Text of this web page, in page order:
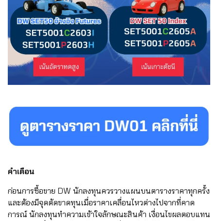
คำเตือน
ก่อนการซื้อขาย DW นักลงทุนควรวางแผนบนตารางราคาทุกครั้ง
และต้องมีจุดตัดขาดทุนเมื่อราคาเคลื่อนไหวต่างไปจากที่คาด
การณ์ นักลงทุนทำความเข้าใจลักษณะสินค้า เงื่อนไขผลตอบแทน